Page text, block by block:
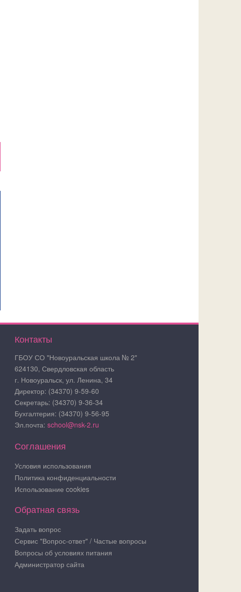
Контакты
ГБОУ СО "Новоуральская школа № 2"
624130, Свердловская область
г. Новоуральск, ул. Ленина, 34
Директор: (34370) 9-59-60
Секретарь: (34370) 9-36-34
Бухгалтерия: (34370) 9-56-95
Эл.почта: school@nsk-2.ru
Соглашения
Условия использования
Политика конфиденциальности
Использование cookies
Обратная связь
Задать вопрос
Сервис "Вопрос-ответ" / Частые вопросы
Вопросы об условиях питания
Администратор сайта